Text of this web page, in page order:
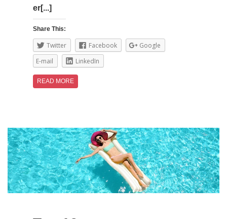
er[...]
Share This:
Twitter Facebook
Google
E-mail
LinkedIn
READ MORE